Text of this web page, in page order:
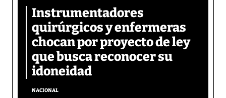
Instrumentadores
quirúrgicos y enfermeras
chocan por proyecto de ley
que busca reconocer su
idoneidad
NACIONAL